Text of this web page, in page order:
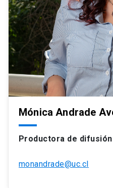
Mónica Andrade
Productora de
monandrade@uc.cl